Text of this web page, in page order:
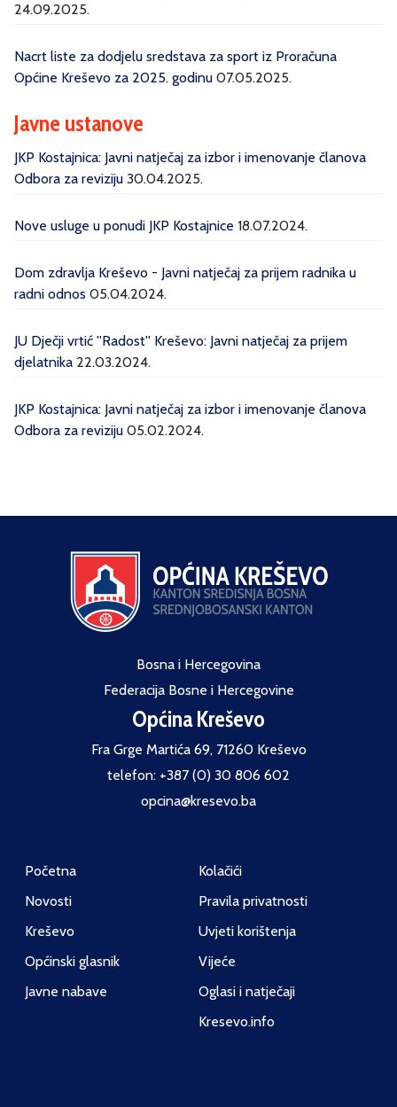
24.09.2025.
Nacrt liste za dodjelu sredstava za sport iz Proračuna
Općine Kreševo za 2025. godinu 07.05.2025.
Javne ustanove
JKP Kostajnica: Javni natječaj za izbor i imenovanje članova
Odbora za reviziju 30.04.2025.
Nove usluge u ponudi JKP Kostajnice 18.07.2024.
Dom zdravlja Kreševo - Javni natječaj za prijem radnika u
radni odnos 05.04.2024.
JU Dječji vrtić ''Radost'' Kreševo: Javni natječaj za prijem
djelatnika 22.03.2024.
JKP Kostajnica: Javni natječaj za izbor i imenovanje članova
Odbora za reviziju 05.02.2024.
Bosna i Hercegovina
Federacija Bosne i Hercegovine
Općina Kreševo
Fra Grge Martića 69, 71260 Kreševo
telefon: +387 (0) 30 806 602
opcina@kresevo.ba
Početna
Novosti
Kreševo
Općinski glasnik
Javne nabave
Kolačići
Pravila privatnosti
Uvjeti korištenja
Vijeće
Oglasi i natječaji
Kresevo.info